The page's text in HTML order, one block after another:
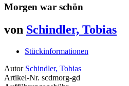
Morgen war schön
von Schindler, Tobias
Stückinformationen
Autor Schindler, Tobias
Artikel-Nr. scdmorg-gd